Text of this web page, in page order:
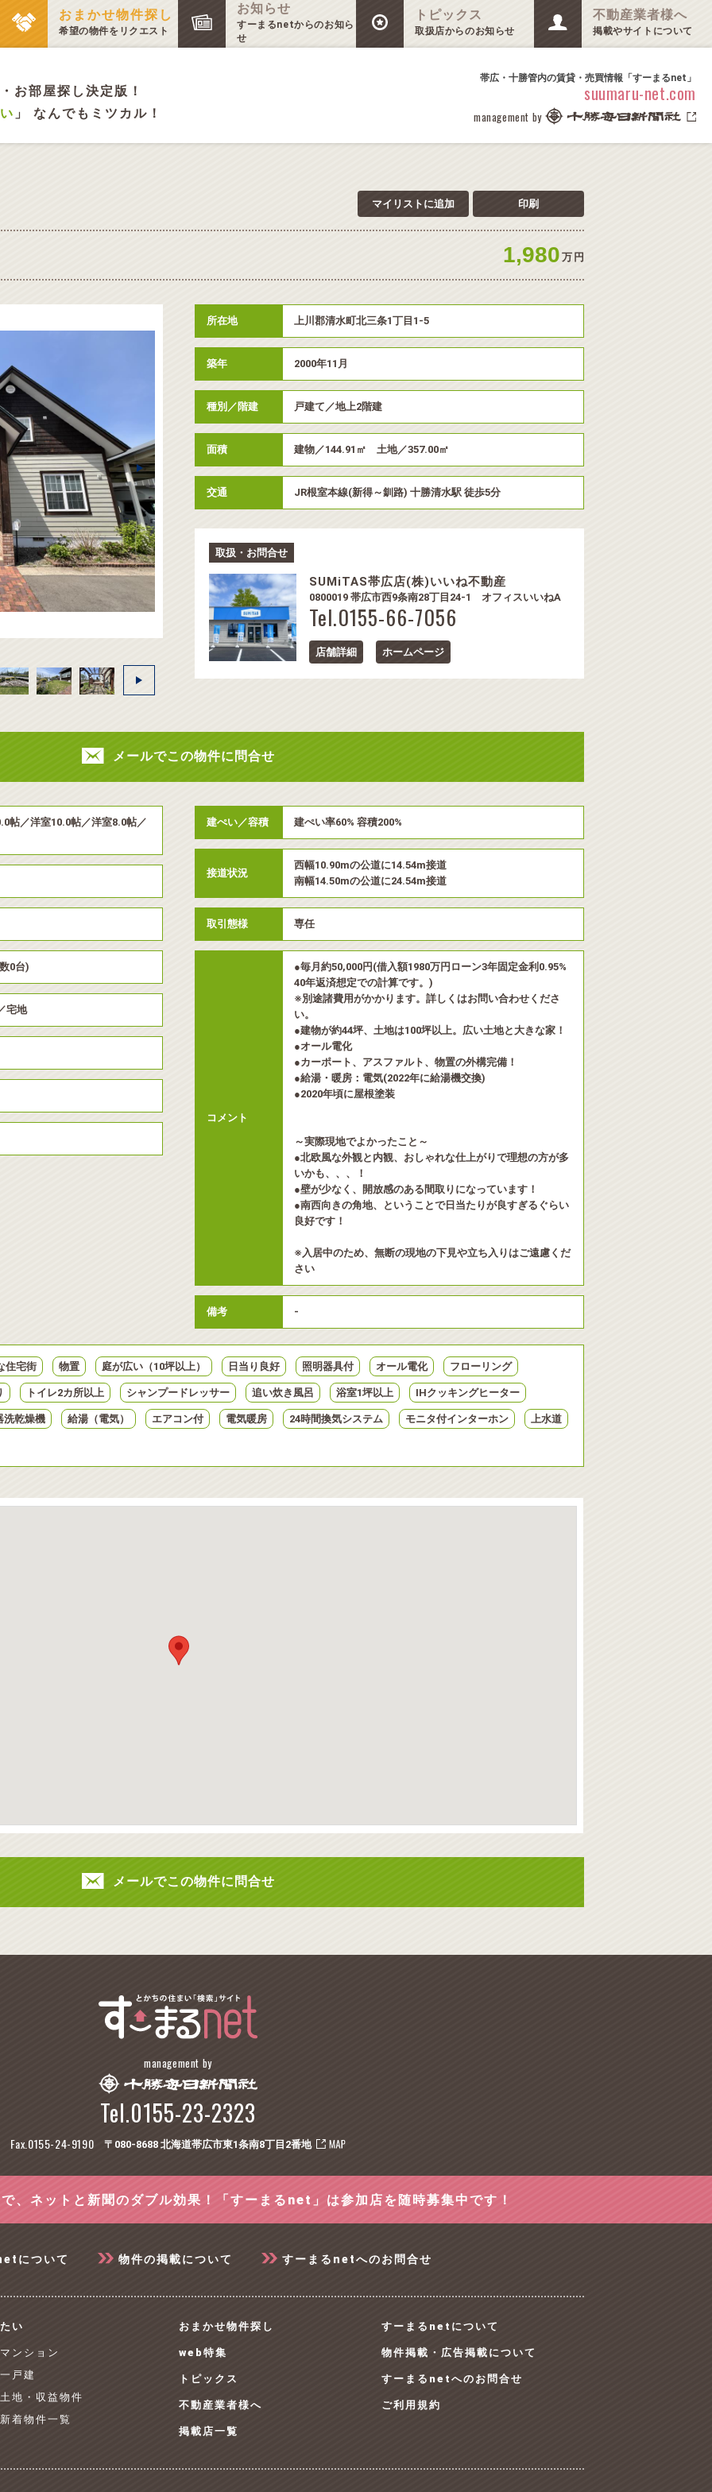
おまかせ物件探し
希望の物件をリクエスト
お知らせ
すーまるnetからのお知ら
せ
トピックス
取扱店からのお知らせ
不動産業者様へ
掲載やサイトについて
お部屋探し決定版！
」 なんでもミツカル！
帯広・十勝管内の賃貸・売買情報「すーまるnet」
suumaru-net.com
management by
マイリストに追加 印刷
1,980 万 円
所在地 上川郡清水町北三条1丁目1-5
築年 2000年11月
種別／階建 戸建て／地上2階建
面積 建物／144.91㎡ 土地／357.00㎡
交通 JR根室本線(新得～釧路) 十勝清水駅 徒歩5分
取扱・お問合せ
SUMiTAS帯広店(株)いいね不動産
0800019 帯広市西9条南28丁目24-1 オフィスいいねA
Tel.0155-66-7056
店舗詳細 ホームページ
メールでこの物件に問合せ
帖／洋室10.0帖／洋室8.0帖／
0台)
宅地
建ぺい／容積 建ぺい率60% 容積200%
接道状況
西幅10.90mの公道に14.54m接道
南幅14.50mの公道に24.54m接道
取引態様 専任
コメント
●毎月約50,000円(借入額1980万円ローン3年固定金利0.95%
40年返済想定での計算です。)
※別途諸費用がかかります。詳しくはお問い合わせくださ
い。
●建物が約44坪、土地は100坪以上。広い土地と大きな家！
●オール電化
●カーポート、アスファルト、物置の外構完備！
●給湯・暖房：電気(2022年に給湯機交換)
●2020年頃に屋根塗装
～実際現地でよかったこと～
●北欧風な外観と内観、おしゃれな仕上がりで理想の方が多
いかも、、、！
●壁が少なく、開放感のある間取りになっています！
●南西向きの角地、ということで日当たりが良すぎるぐらい
良好です！
※入居中のため、無断の現地の下見や立ち入りはご遠慮くだ
さい
備考 -
住宅街 物置 庭が広い（10坪以上） 日当り良好 照明器具付 オール電化 フローリング
トイレ2カ所以上 シャンプードレッサー 追い炊き風呂 浴室1坪以上 IHクッキングヒーター
洗乾燥機 給湯（電気） エアコン付 電気暖房 24時間換気システム モニタ付インターホン 上水道
メールでこの物件に問合せ
management by
Tel.0155-23-2323
Fax.0155-24-9190 〒080-8688 北海道帯広市東1条南8丁目2番地
、ネットと新聞のダブル効果！「すーまるnet」は参加店を随時募集中です！
について 物件の掲載について すーまるnetへのお問合せ
い
ンション
戸建
地・収益物件
着物件一覧
おまかせ物件探し
web特集
トピックス
不動産業者様へ
掲載店一覧
すーまるnetについて
物件掲載・広告掲載について
すーまるnetへのお問合せ
ご利用規約